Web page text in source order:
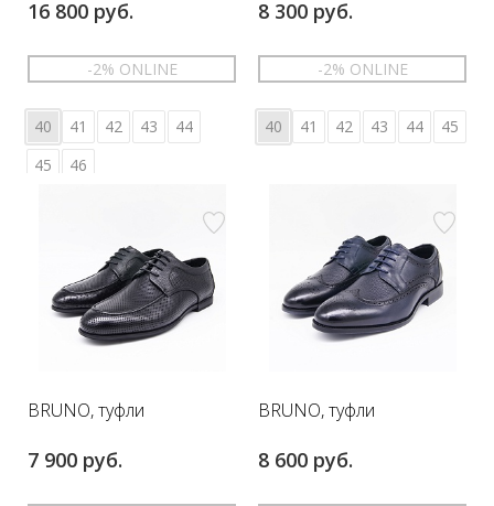
16 800 руб.
-2% ONLINE
40 41 42 43
44
45
46
8 300 руб.
-2% ONLINE
40 41 42 43 44 45
BRUNO, туфли
7 900 руб.
BRUNO, туфли
8 600 руб.